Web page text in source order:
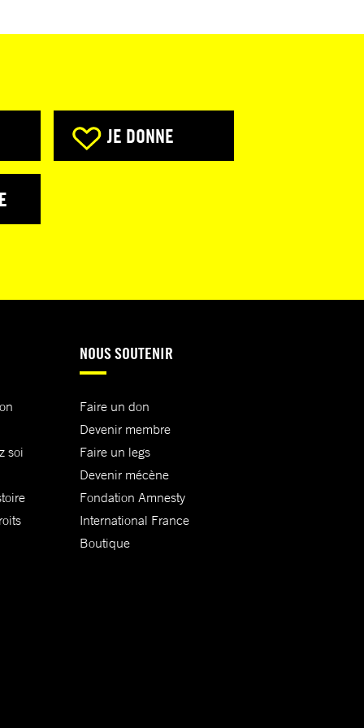
JE DONNE
soi
NOUS SOUTENIR
Faire un don
Devenir membre
Faire un legs
Devenir mécène
Fondation Amnesty
International France
Boutique